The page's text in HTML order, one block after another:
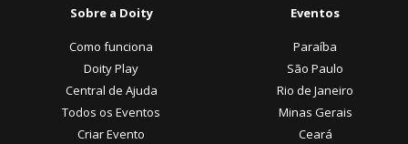
Sobre a Doity
Como funciona
Doity Play
Central de Ajuda
Todos os Eventos
Criar Evento
Eventos
Paraíba
São Paulo
Rio de Janeiro
Minas Gerais
Ceará